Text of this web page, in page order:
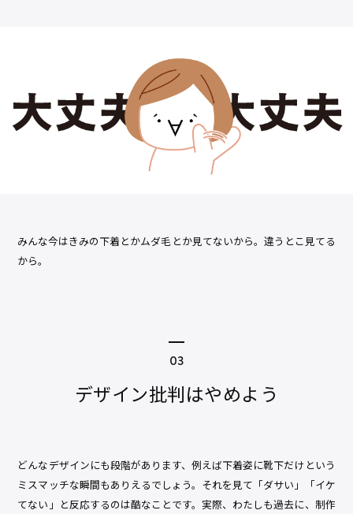
みんな今はきみの下着とかムダ毛とか見てないから。違うとこ見てる
から。
デザイン批判はやめよう
どんなデザインにも段階があります、例えば下着姿に靴下だけという
ミスマッチな瞬間もありえるでしょう。それを見て「ダサい」「イケ
てない」と反応するのは酷なことです。実際、わたしも過去に、制作